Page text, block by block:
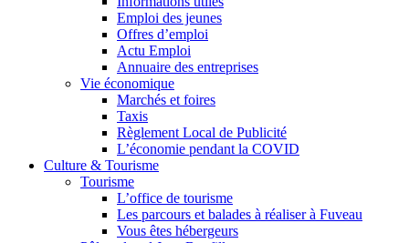
Emploi des jeunes
Offres d’emploi
Actu Emploi
Annuaire des entreprises
Vie économique
Marchés et foires
Taxis
Règlement Local de Publicité
L’économie pendant la COVID
Culture & Tourisme
Tourisme
L’office de tourisme
Les parcours et balades à réaliser à Fuveau
Vous êtes hébergeurs